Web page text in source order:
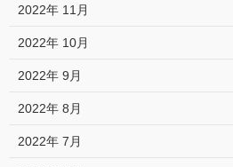
2022年 11月
2022年 10月
2022年 9月
2022年 8月
2022年 7月